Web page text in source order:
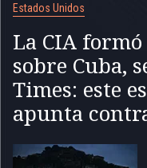
Estados Unidos
La CIA
sobre Cuba,
Times: este
apunta